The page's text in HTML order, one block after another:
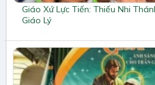
Giáo Xứ Lực Tiến: Thiếu Nhi
Giáo Lý